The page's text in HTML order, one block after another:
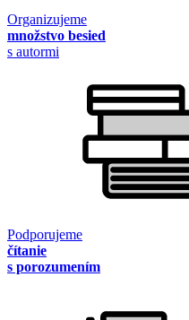
Organizujeme
množstvo besied
s autormi
Podporujeme
čítanie
s porozumením